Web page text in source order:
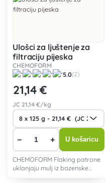
Ulošci za ljuštenje za
filtraciju pijeska
CHEMOFORM
5.0(2)
21,14 €
JC 21,14 €/kg
− + U košaricu
CHEMOFORM Flaking patrone
uklanjaju mulj iz bazenske